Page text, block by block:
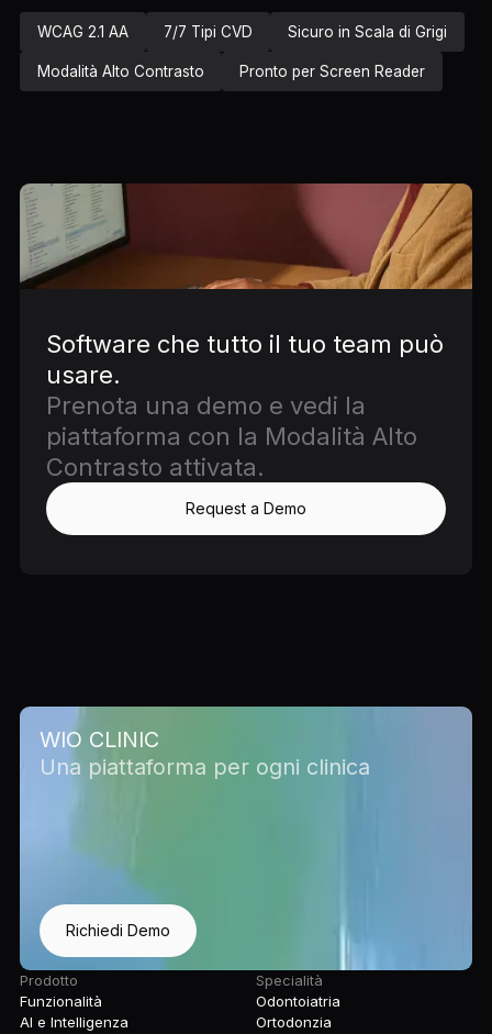
WCAG 2.1 AA 7/7 Tipi CVD Sicuro in Scala di Grigi
Modalità Alto Contrasto Pronto per Screen Reader
Software che tutto il tuo team può
usare.
Prenota una demo e vedi la
piattaforma con la Modalità Alto
Contrasto attivata.
Request a Demo
WIO CLINIC
Una piattaforma per ogni clinica
Richiedi Demo
Prodotto
Funzionalità
AI e Intelligenza
Specialità
Odontoiatria
Ortodonzia